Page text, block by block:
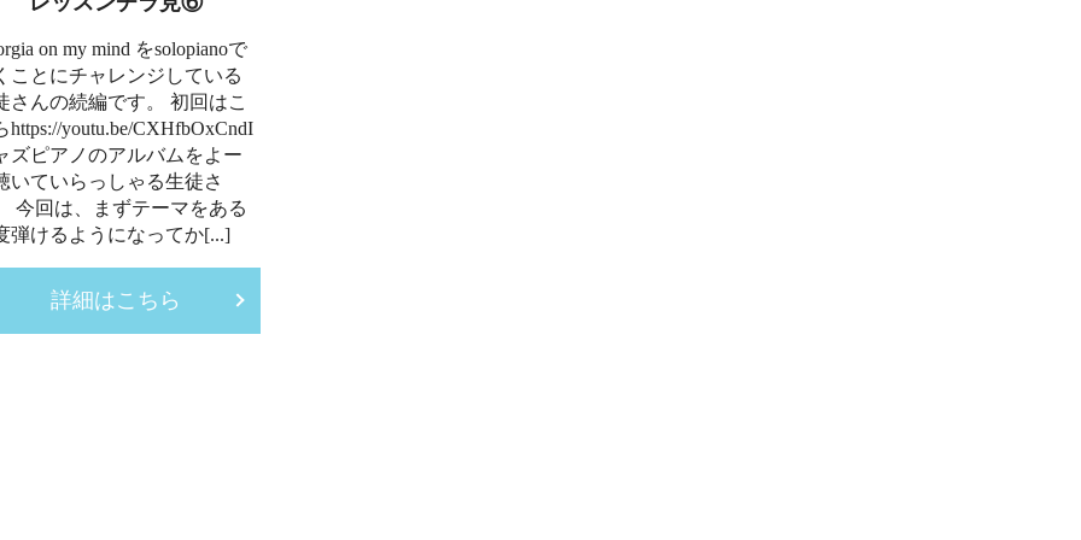
on my mind をsolopianoで
ことにチャレンジしている
さんの続編です。 初回はこ
https://youtu.be/CXHfbOxCndI
ズピアノのアルバムをよー
いていらっしゃる生徒さ
今回は、まずテーマをある
弾けるようになってか[...]
詳細はこちら